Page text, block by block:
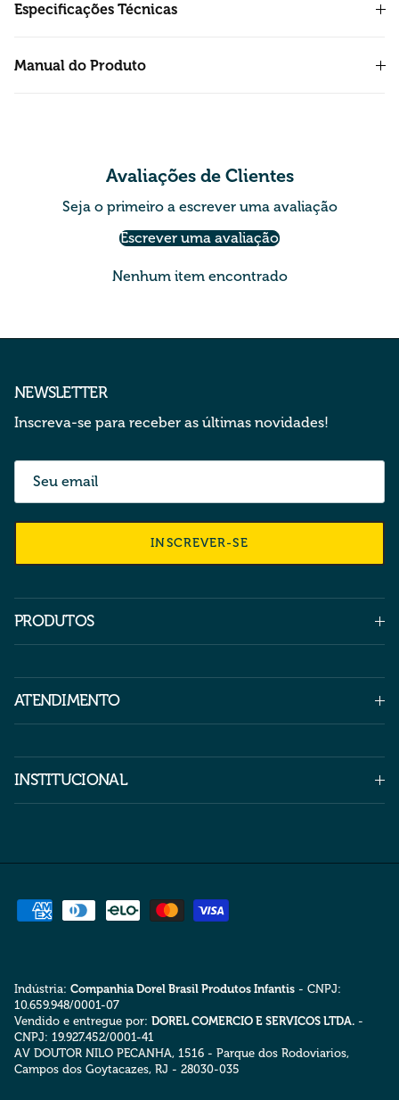
Especificações Técnicas
Manual do Produto
Avaliações de Clientes
Seja o primeiro a escrever uma avaliação
Escrever uma avaliação
Nenhum item encontrado
NEWSLETTER
Inscreva-se para receber as últimas novidades!
INSCREVER-SE
PRODUTOS
ATENDIMENTO
INSTITUCIONAL
Indústria: Companhia Dorel Brasil Produtos Infantis - CNPJ:
10.659.948/0001-07
Vendido e entregue por: DOREL COMERCIO E SERVICOS LTDA. -
CNPJ: 19.927.452/0001-41
AV DOUTOR NILO PECANHA, 1516 - Parque dos Rodoviarios,
Campos dos Goytacazes, RJ - 28030-035